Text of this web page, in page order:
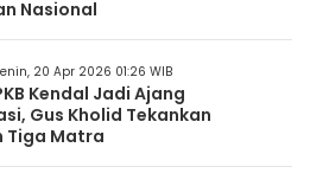
Nasional
20 Apr 2026 01:26 WIB
Kendal Jadi Ajang
Gus Kholid Tekankan
Tiga Matra